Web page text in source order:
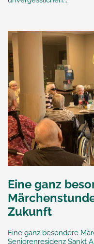
Eine ganz
Zukunft
Eine ganz besondere
Seniorenresidenz Sankt